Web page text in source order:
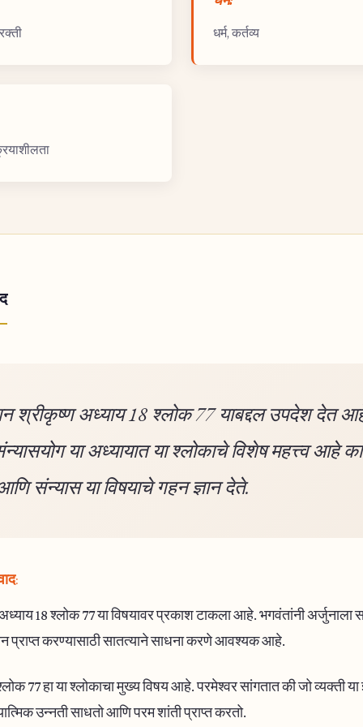
धर्म, कर्तव्य
श्रीकृष्ण अध्याय 18 श्लोक 77 याबद्दल उपदेश देत
या अध्यायात या श्लोकाचे विशेष महत्त्व आहे
संन्यास या विषयाचे गहन ज्ञान देते.
18 श्लोक 77 या विषयावर प्रकाश टाकला आहे. भगवंतांनी अर्जुनाला
प्राप्त करण्यासाठी सातत्याने साधना करणे आवश्यक आहे.
77 हा या श्लोकाचा मुख्य विषय आहे. परमेश्वर सांगतात की जो व्यक्ती या
उन्नती साधतो आणि परम शांती प्राप्त करतो.